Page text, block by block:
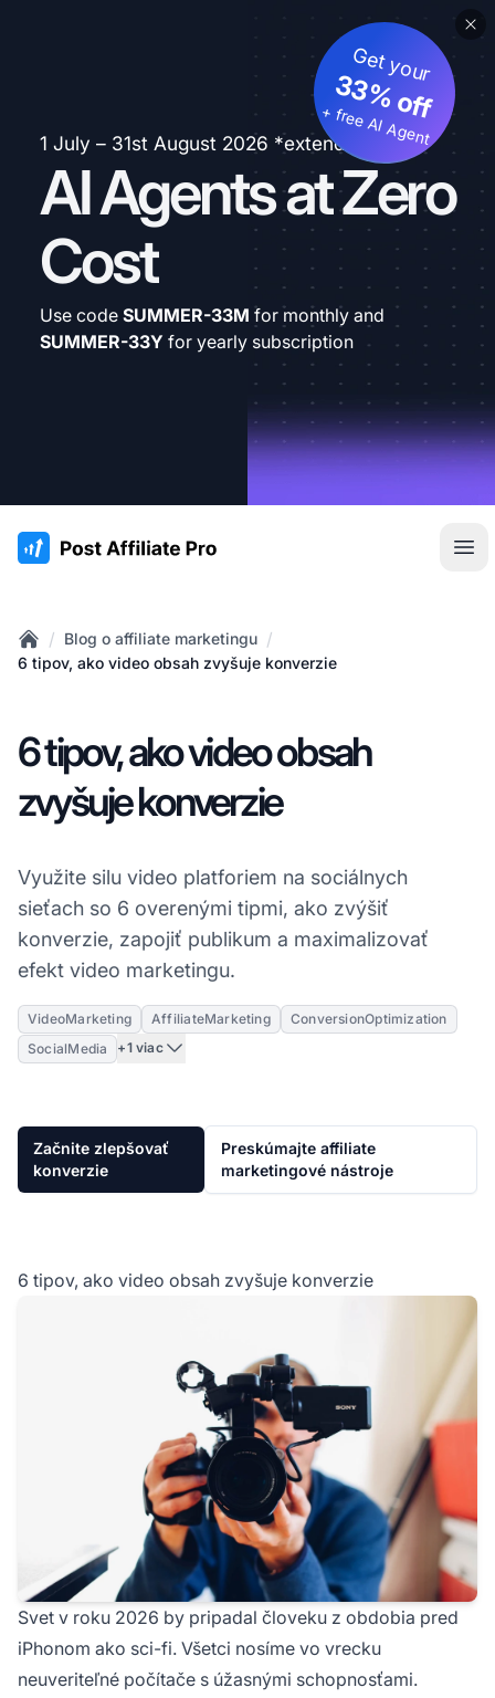
1 July – 31st August 2026 *extended
AI Agents at Zero
Cost
Get your
33% off
+ free AI Agent
Use code SUMMER-33M for monthly and
SUMMER-33Y for yearly subscription
:site.title
Home
/ Blog o affiliate marketingu /
6 tipov, ako video obsah zvyšuje konverzie
6 tipov, ako video obsah
zvyšuje konverzie
Využite silu video platforiem na sociálnych
sieťach so 6 overenými tipmi, ako zvýšiť
konverzie, zapojiť publikum a maximalizovať
efekt video marketingu.
VideoMarketing AffiliateMarketing
ConversionOptimization
SocialMedia
+1 viac
Začnite zlepšovať
konverzie
Preskúmajte affiliate
marketingové nástroje
6 tipov, ako video obsah zvyšuje konverzie
Svet v roku 2026 by pripadal človeku z obdobia pred
iPhonom ako sci-fi. Všetci nosíme vo vrecku
neuveriteľné počítače s úžasnými schopnosťami.